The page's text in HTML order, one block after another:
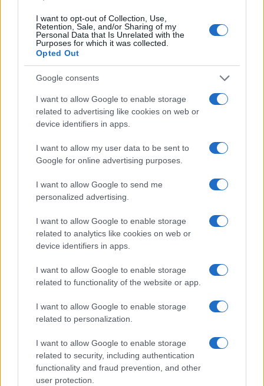
I want to opt-out of Collection, Use,
Retention, Sale, and/or Sharing of my
Personal Data that Is Unrelated with the
Purposes for which it was collected.
Opted Out
Google consents
I want to allow Google to enable storage
related to advertising like cookies on web or
device identifiers in apps.
I want to allow my user data to be sent to
Google for online advertising purposes.
I want to allow Google to send me
personalized advertising.
I want to allow Google to enable storage
related to analytics like cookies on web or
device identifiers in apps.
I want to allow Google to enable storage
related to functionality of the website or app.
I want to allow Google to enable storage
related to personalization.
I want to allow Google to enable storage
related to security, including authentication
functionality and fraud prevention, and other
user protection.
ARTICOLI CORRELATI
Riaprono i Giardini di via Sannio, la soddisfazione
Di Maio attacca Salvini: “Si commenta da solo”
rivolta”